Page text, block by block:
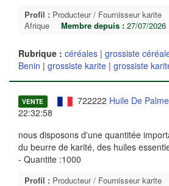
Profil : Producteur / Fournisseur karite
Afrique
Membre depuis : 27/07/2026
Rubrique : céréales | grossiste
Benin | grossiste karite | grossiste
VENTE 722222 Huile De Palme
22:32:58
nous disposons d'une quantitée
du beurre de karité, des huiles
- Quantite :1000
Profil : Producteur / Fournisseur karite